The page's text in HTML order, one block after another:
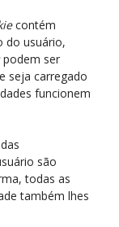
contém
do usuário,
podem ser
seja carregado
funcionem
são
todas as
também lhes